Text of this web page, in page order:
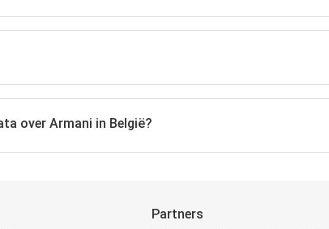
over Armani in België?
Partners